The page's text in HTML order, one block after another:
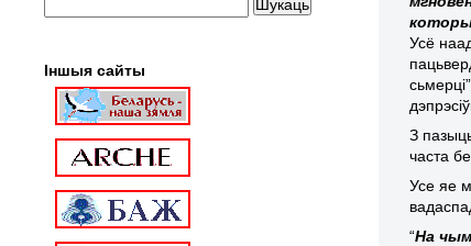
Усё
З
часта
Усе яе
“На
Іншыя сайты